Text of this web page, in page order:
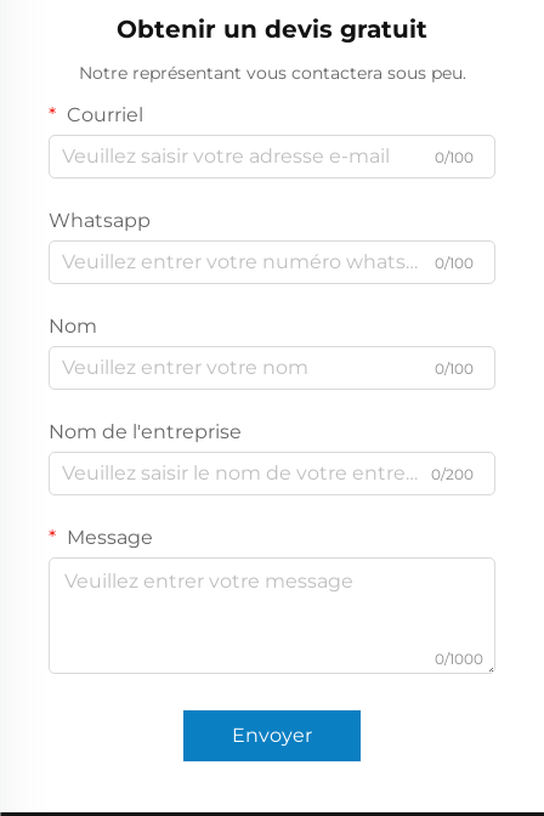
Obtenir un devis gratuit
Notre représentant vous contactera sous peu.
Courriel
0/100
Whatsapp
0/100
Nom
0/100
Nom de l'entreprise
0/200
Message
0/1000
Envoyer